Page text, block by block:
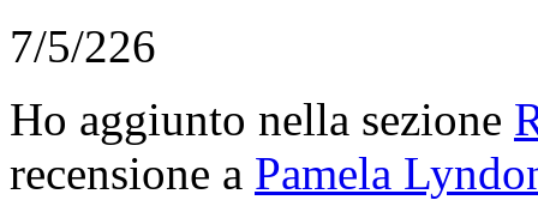
7/5/226
Ho aggiunto nella sezione
recensione a Pamela